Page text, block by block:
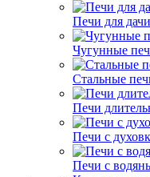
Печи для дачи
Чугунные
Стальные
Печи
Печи с
Печи с